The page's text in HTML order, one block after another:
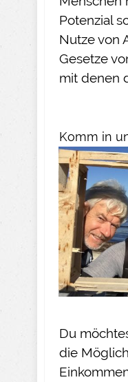
Potenzial
Nutze von
Gesetze
mit denen
Komm in
Du
die